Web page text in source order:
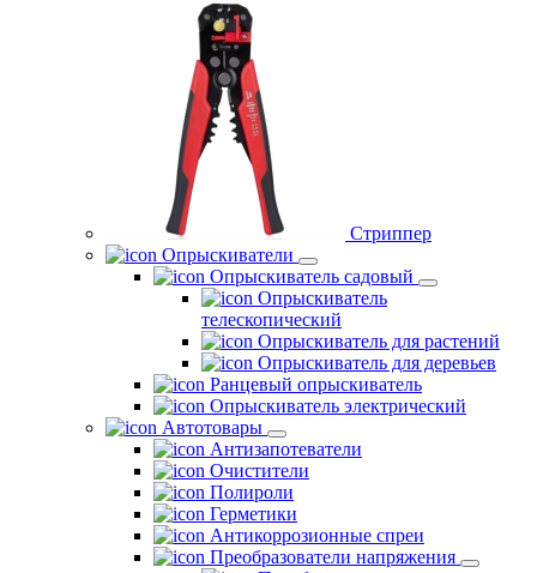
Стриппер
Опрыскиватели
Опрыскиватель садовый
Опрыскиватель
телескопический
Опрыскиватель для растений
Опрыскиватель для деревьев
Ранцевый опрыскиватель
Опрыскиватель электрический
Автотовары
Антизапотеватели
Очистители
Полироли
Герметики
Антикоррозионные спреи
Преобразователи напряжения